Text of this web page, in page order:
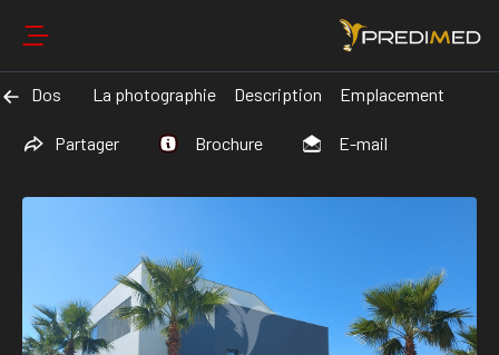
Dos La photographie Description Emplacement
Partager Brochure E-mail